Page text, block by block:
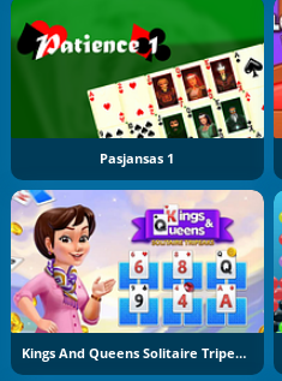
Pasjansas 1
Kings And Queens Solitaire Tripeaks